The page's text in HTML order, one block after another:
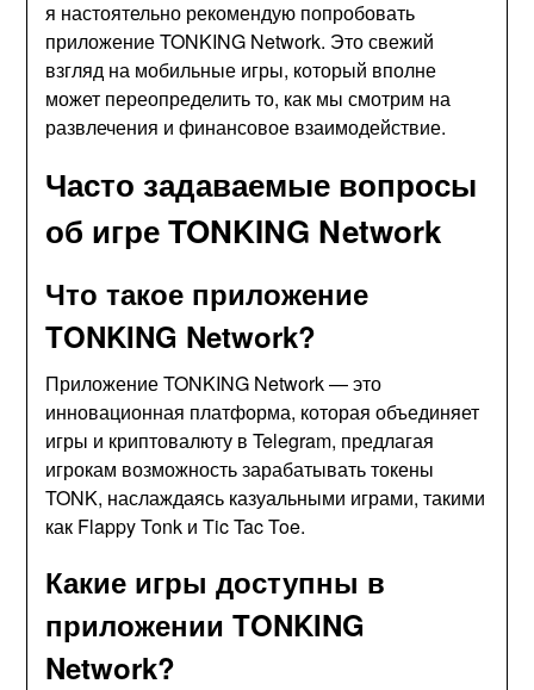
я настоятельно рекомендую попробовать
приложение TONKING Network. Это свежий
взгляд на мобильные игры, который вполне
может переопределить то, как мы смотрим на
развлечения и финансовое взаимодействие.
Часто задаваемые вопросы
об игре TONKING Network
Что такое приложение
TONKING Network?
Приложение TONKING Network — это
инновационная платформа, которая объединяет
игры и криптовалюту в Telegram, предлагая
игрокам возможность зарабатывать токены
TONK, наслаждаясь казуальными играми, такими
как Flappy Tonk и Tic Tac Toe.
Какие игры доступны в
приложении TONKING
Network?